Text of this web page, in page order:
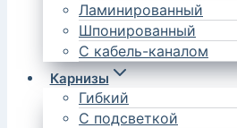
Ламинированный
Шпонированный
С кабель-каналом
Карнизы
Гибкий
С подсветкой